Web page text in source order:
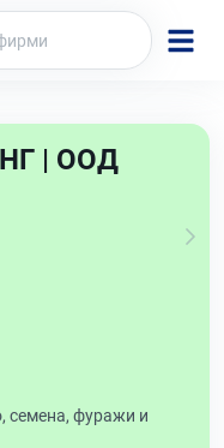
| ООД
семена, фуражи и